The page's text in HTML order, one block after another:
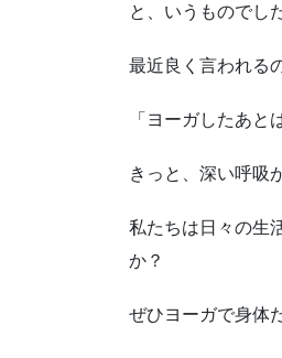
と、いうものでし
最近良く言われる
「ヨーガしたあと
きっと、深い呼吸
私たちは日々の生
か？
ぜひヨーガで身体